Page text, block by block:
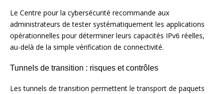
Le Centre pour la cybersécurité recommande aux
administrateurs de tester systématiquement les applications
opérationnelles pour déterminer leurs capacités IPv6 réelles,
au-delà de la simple vérification de connectivité.
Tunnels de transition : risques et contrôles
Les tunnels de transition permettent le transport de paquets